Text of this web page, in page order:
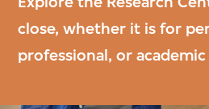
close, whether it is for
professional, or